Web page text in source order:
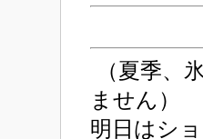
（夏季、
ません）
明日はシ